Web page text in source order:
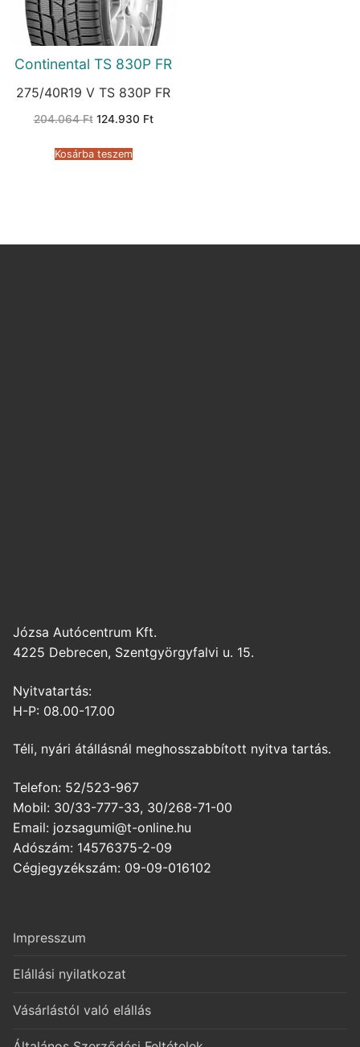
Continental TS 830P FR
275/40R19 V TS 830P FR
204.064Ft Original
204.064 Ft.
124.930 FtCurrent
Kosárba teszem
Józsa Autócentrum Kft.
4225 Debrecen, Szentgyörgyfalvi u. 15.
Nyitvatartás:
H-P: 08.00-17.00
Téli, nyári átállásnál meghosszabbított nyitva tartás.
Telefon: 52/523-967
Mobil: 30/33-777-33, 30/268-71-00
Email: jozsagumi@t-online.hu
Adószám: 14576375-2-09
Cégjegyzékszám: 09-09-016102
Impresszum
Elállási nyilatkozat
Vásárlástól való elállás